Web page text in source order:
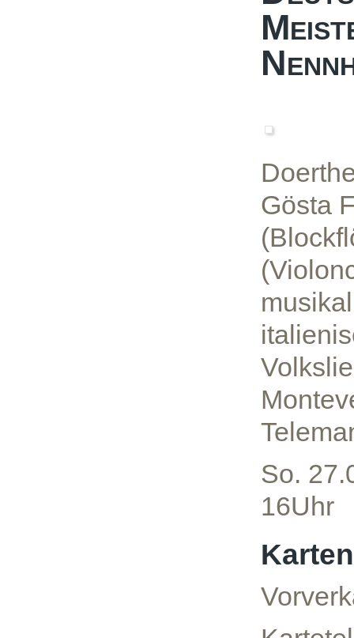
Gösta
So.
16Uhr